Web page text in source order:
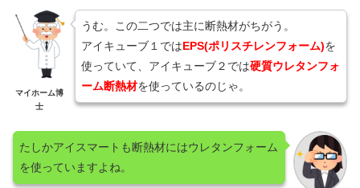
マイホーム博
士
うむ。この二つでは主に断熱材がちがう。
アイキューブ１ではEPS(ポリスチレンフォーム)を
使っていて、アイキューブ２では硬質ウレタンフォ
ーム断熱材を使っているのじゃ。
たしかアイスマートも断熱材にはウレタンフォーム
を使っていますよね。